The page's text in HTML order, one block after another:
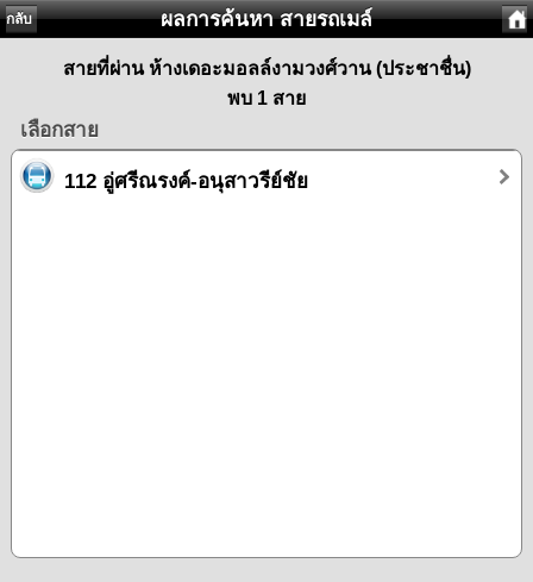
กลับ ผลการค้นหา สายรถเมล์
สายที่ผ่าน ห้างเดอะมอลล์งามวงศ์วาน (ประชาชื่น)
พบ 1 สาย
เลือกสาย
112 อู่ศรีณรงค์-อนุสาวรีย์ชัย